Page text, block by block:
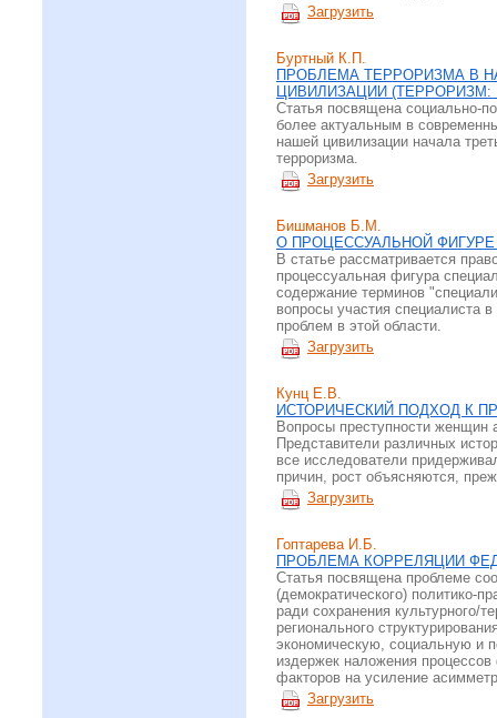
Загрузить
Буртный К.П.
ПРОБЛЕМА ТЕРРОРИЗМА В
ЦИВИЛИЗАЦИИ
Статья посвящена социально-
более актуальным в
нашей цивилизации начала
терроризма.
Загрузить
Бишманов Б.М.
О ПРОЦЕССУАЛЬНОЙ
В статье рассматривается
процессуальная фигура
содержание терминов
вопросы участия специалиста
проблем в этой области.
Загрузить
Кунц Е.В.
ИСТОРИЧЕСКИЙ ПОДХОД К
Вопросы преступности женщин
Представители различных
все исследователи
причин, рост объясняются,
Загрузить
Гоптарева И.Б.
ПРОБЛЕМА КОРРЕЛЯЦИИ
Статья посвящена проблеме
(демократического) политико-
ради сохранения культурного/
регионального
экономическую, социальную и
издержек наложения
факторов на усиление
Загрузить